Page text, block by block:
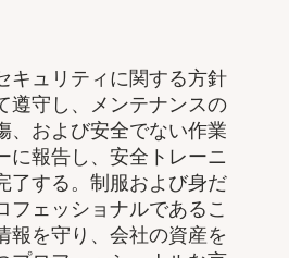
キュリティに関する方針
遵守し、メンテナンスの
、および安全でない作業
に報告し、安全トレーニ
了する。制服および身だ
フェッショナルであるこ
報を守り、会社の資産を